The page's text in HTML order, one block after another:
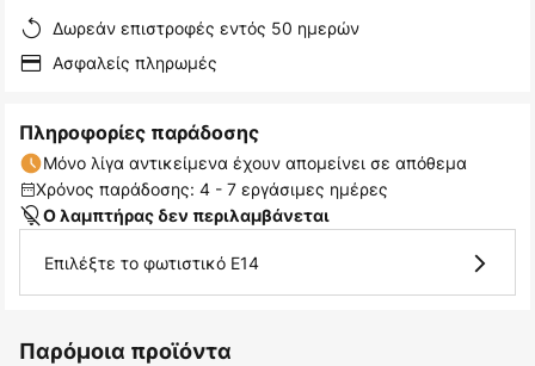
Δωρεάν επιστροφές εντός 50 ημερών
Ασφαλείς πληρωμές
Πληροφορίες παράδοσης
Μόνο λίγα αντικείμενα έχουν απομείνει σε απόθεμα
Χρόνος παράδοσης: 4 - 7 εργάσιμες ημέρες
Ο λαμπτήρας δεν περιλαμβάνεται
Επιλέξτε το φωτιστικό E14
Παρόμοια προϊόντα